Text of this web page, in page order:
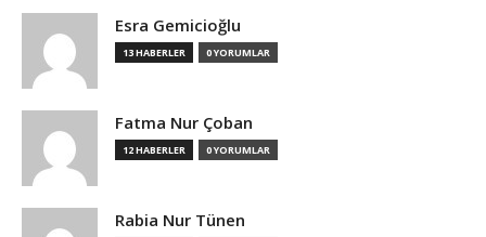
Esra Gemicioğlu
13 HABERLER 0 YORUMLAR
Fatma Nur Çoban
12 HABERLER 0 YORUMLAR
Rabia Nur Tünen